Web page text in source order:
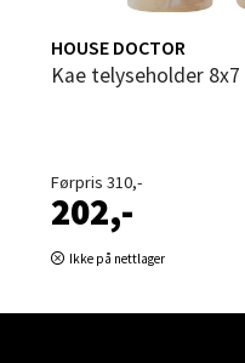
HOUSE DOCTOR
Kae telyseholder
Førpris 310,-
202,-
Ikke på nettlager
Strangata 26, 8400
Åpent i dag 10-19
0 i butikk
Steinkjer -
Sjøfartsgata 2, 7714